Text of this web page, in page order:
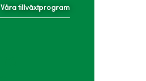
Våra tillväxtprogram